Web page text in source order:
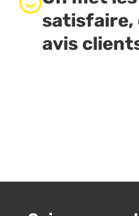
satisfaire,
avis